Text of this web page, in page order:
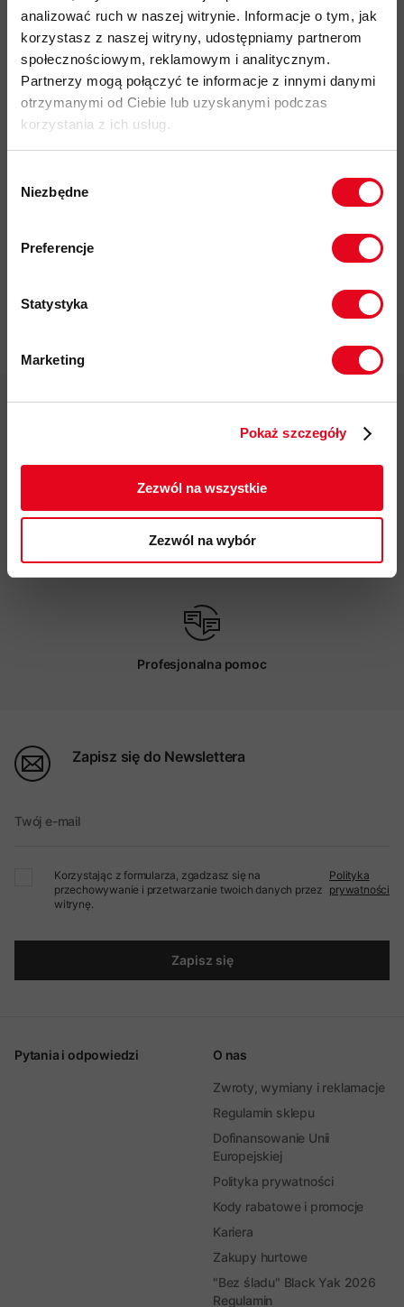
analizować ruch w naszej witrynie. Informacje o tym, jak
korzystasz z naszej witryny, udostępniamy partnerom
społecznościowym, reklamowym i analitycznym.
Partnerzy mogą połączyć te informacje z innymi danymi
otrzymanymi od Ciebie lub uzyskanymi podczas
korzystania z ich usług.
zgody
Niezbędne
Preferencje
Statystyka
Marketing
Pokaż szczegóły
Zezwól na wszystkie
Zezwól na wybór
Do tego produktu rekomendujemy
Darmowa dostawa od 200 zł
Możliwy odbiór w sklepie
Profesjonalna pomoc
Zapisz się do Newslettera
Twój e-mail
Korzystając z formularza, zgadzasz się na
przechowywanie i przetwarzanie twoich danych przez
witrynę.
Polityka
prywatności
Zapisz się
Pytania i odpowiedzi O nas
Zwroty, wymiany i reklamacje
Regulamin sklepu
Dofinansowanie Unii
Europejskiej
Polityka prywatności
Kody rabatowe i promocje
Kariera
Zakupy hurtowe
"Bez śladu" Black Yak 2026
Regulamin
zgodnie z Polityką prywatności.